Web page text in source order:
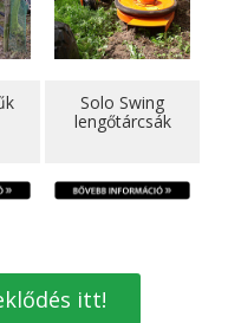
Solo Swing
lengőtárcsák
itt!